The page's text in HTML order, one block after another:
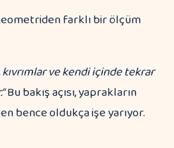
farklı bir ölçüm
ve kendi içinde tekrar
Bu bakış açısı, yaprakların
bence oldukça işe yarıyor.